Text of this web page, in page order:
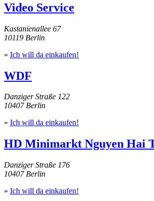
Video Service
Kastanienallee 67
10119 Berlin
» Ich will da einkaufen!
WDF
Danziger Straße 122
10407 Berlin
» Ich will da einkaufen!
HD Minimarkt Nguyen Hai
Danziger Straße 176
10407 Berlin
» Ich will da einkaufen!